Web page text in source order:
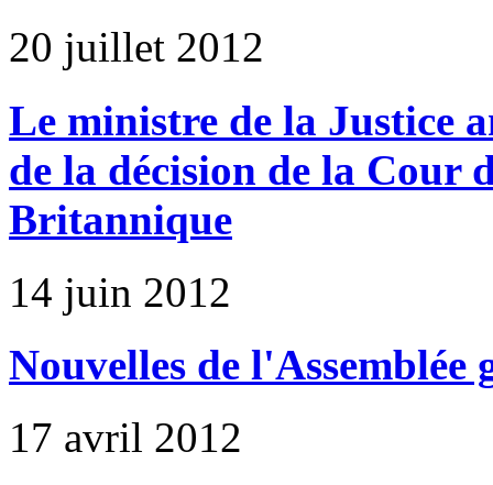
20 juillet 2012
Le ministre de la Justice
de la décision de la Cour
Britannique
14 juin 2012
Nouvelles de l'Assemblée
17 avril 2012